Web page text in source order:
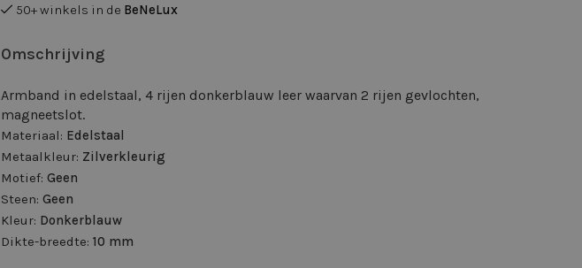
50+ winkels in de BeNeLux
Omschrijving
Armband in edelstaal, 4 rijen donkerblauw leer waarvan 2 rijen gevlochten,
magneetslot.
Materiaal: Edelstaal
Metaalkleur: Zilverkleurig
Motief: Geen
Steen: Geen
Kleur: Donkerblauw
Dikte-breedte: 10 mm